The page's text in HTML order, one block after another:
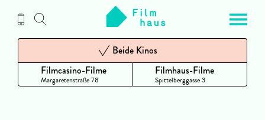
Inhalt
Filmcasino-Filme
Margaretenstraße 78
Beide Kinos
Filmhaus-Filme
Spittelberggasse 3